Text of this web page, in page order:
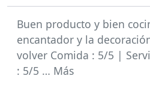
Buen producto y bien
encantador y la
volver Comida : 5/5 |
: 5/5 … Más